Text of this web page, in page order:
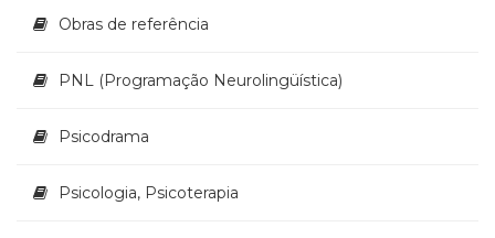
Obras de referência
PNL (Programação Neurolingüística)
Psicodrama
Psicologia, Psicoterapia